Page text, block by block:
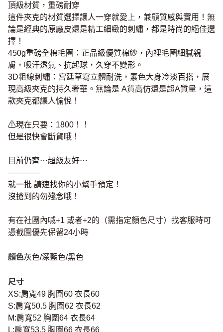
頂級材質，重磅耐穿
這件夾克的材質選擇讓人一穿就愛上，兼顧質感與實用！無
論是經典的原廠皮還是精工細緻的刺繡，都是時尚的絕佳選
擇！
450g重磅全棉毛圈：正品級優質棉紗，內裡毛圈細膩親
膚，吸汗透氣、抗起球，久穿不變形。
3D粗線刺繡：宮廷草寫立體耐洗，素色大身冷淡百搭，展
現高級夾克的持久奢華。無論是 A貨高仿還是超A質量，這
款夾克都讓人愉悅！
⚠現在只要：1800！！
但是很快會斷貨哦！
目前仍齊⋯超級友好⋯
————
就一批 請速找你的小幫手預定！
沒搶到的勿殘念哦！
有在社團內喊+1 或者+2的（需指定顏色尺寸）找客服時可
憑截圖優先保留24小時
顏色灰色/深藍色/黑色
尺寸
XS:肩寬49 胸圍60 衣長60
S:肩寬50.5 胸圍62 衣長62
M:肩寬52 胸圍64 衣長64
L:肩寬53.5 胸圍66 衣長66